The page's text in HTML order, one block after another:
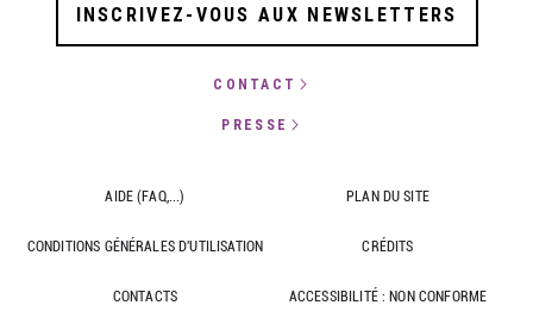
INSCRIVEZ-VOUS AUX NEWSLETTERS
CONTACT
PRESSE
AIDE (FAQ,...) PLAN DU SITE
CONDITIONS GÉNÉRALES D'UTILISATION CRÉDITS
CONTACTS ACCESSIBILITÉ : NON CONFORME